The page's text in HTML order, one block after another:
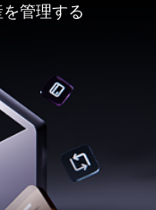
管理する